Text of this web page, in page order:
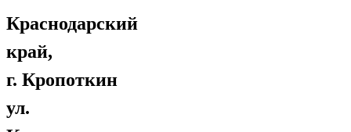
Краснодарский
край,
г. Кропоткин
ул.